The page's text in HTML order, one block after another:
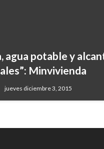
agua potable y
Minvivienda
jueves diciembre 3, 2015